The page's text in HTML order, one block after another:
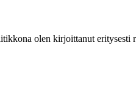
olen kirjoittanut eritysesti